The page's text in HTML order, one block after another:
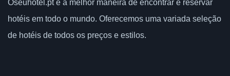
Oseuhotel.pt é a melhor maneira de encontrar e reservar
hotéis em todo o mundo. Oferecemos uma variada seleção
de hotéis de todos os preços e estilos.